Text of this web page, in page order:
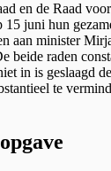
en de Raad
15 juni hun
aan minister
beide raden
in is geslaagd
te